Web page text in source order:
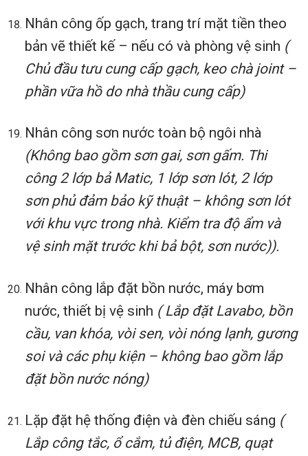
Nhân công ốp gạch, trang trí mặt tiền theo
bản vẽ thiết kế – nếu có và phòng vệ sinh (
Chủ đầu tưu cung cấp gạch, keo chà joint –
phần vữa hồ do nhà thầu cung cấp)
Nhân công sơn nước toàn bộ ngôi nhà
(Không bao gồm sơn gai, sơn gấm. Thi
công 2 lớp bả Matic, 1 lớp sơn lót, 2 lớp
sơn phủ đảm bảo kỹ thuật – không sơn lót
với khu vực trong nhà. Kiểm tra độ ẩm và
vệ sinh mặt trước khi bả bột, sơn nước)).
Nhân công lắp đặt bồn nước, máy bơm
nước, thiết bị vệ sinh ( Lắp đặt Lavabo, bồn
cầu, van khóa, vòi sen, vòi nóng lạnh, gương
soi và các phụ kiện – không bao gồm lắp
đặt bồn nước nóng)
Lặp đặt hệ thống điện và đèn chiếu sáng (
Lắp công tắc, ổ cắm, tủ điện, MCB, quạt